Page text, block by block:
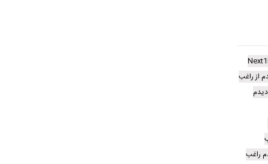
از راغب
راغب